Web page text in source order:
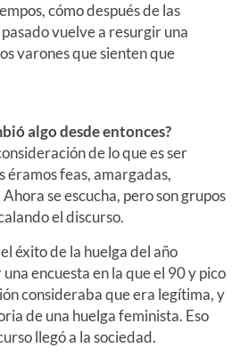
cómo después de las
vuelve a resurgir una
varones que sienten que
algo desde entonces?
de lo que es ser
éramos feas, amargadas,
Ahora se escucha, pero son grupos
el discurso.
éxito de la huelga del año
encuesta en la que el 90 y pico
consideraba que era legítima, y
de una huelga feminista. Eso
llegó a la sociedad.